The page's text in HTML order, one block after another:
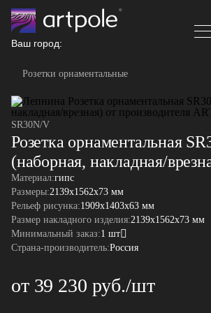
Ваш город:
Розетки орнаментальные
SR30N/V
Розетка орнаментальная
(наборная, накладная/
Материал:гипс
Размеры:2139x1562x73 мм
Рельеф рисунка:1909x1403x63 мм
Размер накладного изделия:2139x1562x73 мм
Минимальный заказ:1 шт
Страна-производитель:Россия
от 39 230 руб./шт